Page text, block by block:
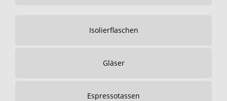
Isolierflaschen
Gläser
Espressotassen